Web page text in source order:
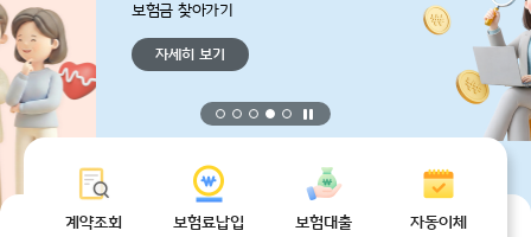
보험금 찾아가기
자세히 보기
정지
무엇을 도와드릴까요?
계약조회 보험료납입 보험대출 자동이체